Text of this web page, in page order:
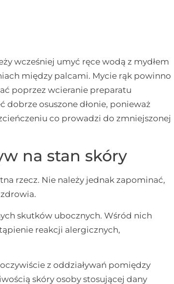
wcześniej umyć ręce wodą z mydłem
między palcami. Mycie rąk powinno
poprzez wcieranie preparatu
dobrze osuszone dłonie, ponieważ
co prowadzi do zmniejszonej
na stan skóry
rzecz. Nie należy jednak zapominać,
skutków ubocznych. Wśród nich
reakcji alergicznych,
z oddziaływań pomiędzy
skóry osoby stosującej dany